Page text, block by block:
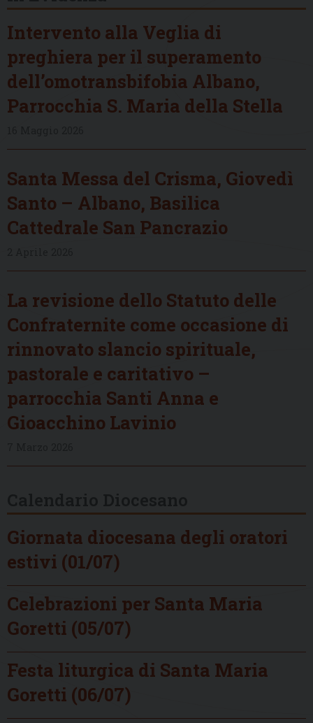
Intervento alla Veglia di
preghiera per il superamento
dell’omotransbifobia Albano,
Parrocchia S. Maria della Stella
Santa Messa del Crisma, Giovedì
Santo – Albano, Basilica
Cattedrale San Pancrazio
La revisione dello Statuto delle
Confraternite come occasione di
rinnovato slancio spirituale,
pastorale e caritativo –
parrocchia Santi Anna e
Gioacchino Lavinio
Giornata diocesana degli oratori
estivi (01/07)
Celebrazioni per Santa Maria
Goretti (05/07)
Festa liturgica di Santa Maria
Goretti (06/07)